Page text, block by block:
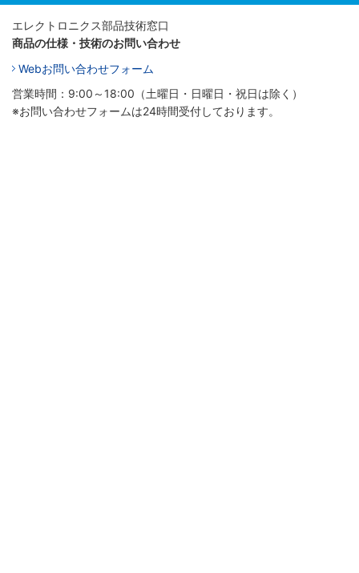
エレクトロニクス部品技術窓口
商品の仕様・技術のお問い合わせ
Webお問い合わせフォーム
営業時間：9:00～18:00（土曜日・日曜日・祝日は除く）
※お問い合わせフォームは24時間受付しております。